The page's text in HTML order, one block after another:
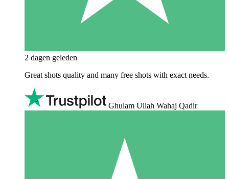
2 dagen geleden
Great shots quality and many free shots with exact needs.
Ghulam Ullah Wahaj Qadir